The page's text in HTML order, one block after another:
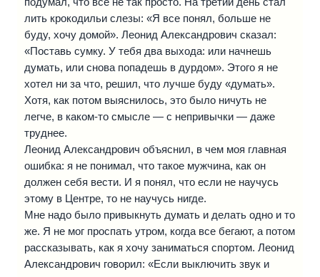
подумал, что все не так просто. На третий день стал
лить крокодильи слезы: «Я все понял, больше не
буду, хочу домой». Леонид Александрович сказал:
«Поставь сумку. У тебя два выхода: или начнешь
думать, или снова попадешь в дурдом». Этого я не
хотел ни за что, решил, что лучше буду «думать».
Хотя, как потом выяснилось, это было ничуть не
легче, в каком-то смысле — с непривычки — даже
труднее.
Леонид Александрович объяснил, в чем моя главная
ошибка: я не понимал, что такое мужчина, как он
должен себя вести. И я понял, что если не научусь
этому в Центре, то не научусь нигде.
Мне надо было привыкнуть думать и делать одно и то
же. Я не мог проспать утром, когда все бегают, а потом
рассказывать, как я хочу заниматься спортом. Леонид
Александрович говорил: «Если выключить звук и